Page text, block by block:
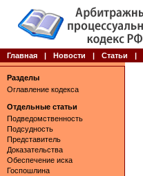
Главная | Новости | Статьи |
Разделы
Оглавление кодекса
Отдельные статьи
Подведомственность
Подсудность
Представитель
Доказательства
Обеспечение иска
Госпошлина